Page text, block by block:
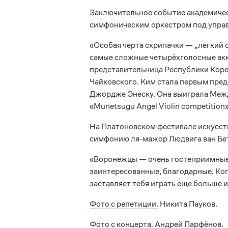
Заключительное событие
симфоническим оркестром под
«Особая черта скрипачки — „легкий
самые сложные четырёхголосные
представительница Республики
Чайковского. Ким стала первым
Джордже Энеску. Она выиграла
«Munetsugu Angel Violin
На Платоновском фестивале
симфонию ля-мажор Людвига ван
«Воронежцы — очень
заинтересованные, благодарные.
заставляет тебя играть еще
Фото с репетиции. Никита Пауков.
Фото с концерта.Андрей Парфёнов.